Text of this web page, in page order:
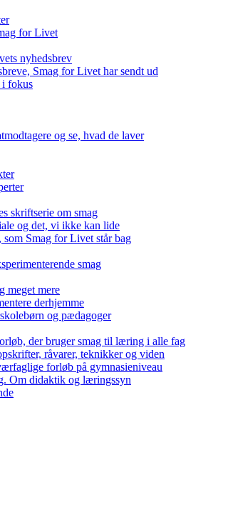
for Livet
nyhedsbrev
Smag for Livet har sendt ud
i fokus
og se, hvad de laver
skriftserie om smag
og det, vi ikke kan lide
Smag for Livet står bag
smag
meget mere
derhjemme
og pædagoger
der bruger smag til læring i alle fag
råvarer, teknikker og viden
forløb på gymnasieniveau
Om didaktik og læringssyn